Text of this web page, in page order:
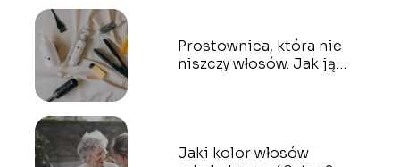
Prostownica, która nie
niszczy włosów. Jak ją
Jaki kolor włosów